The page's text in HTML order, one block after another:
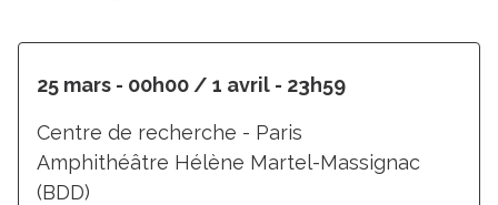
25 mars - 00h00 / 1 avril - 23h59
Centre de recherche - Paris
Amphithéâtre Hélène Martel-Massignac
(BDD)